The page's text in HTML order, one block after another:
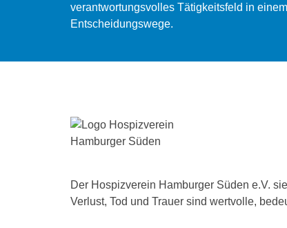
verantwortungsvolles Tätigkeitsfeld in
Entscheidungswege.
Der Hospizverein Hamburger Süden e.V.
Verlust, Tod und Trauer sind wertvolle,